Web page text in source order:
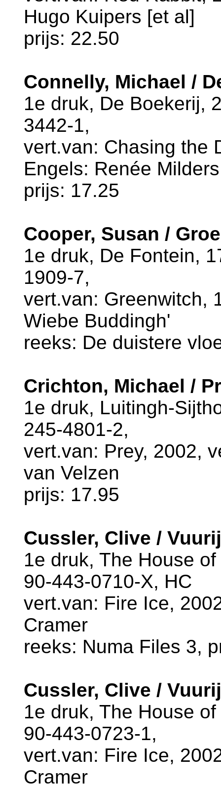
Hugo Kuipers [et al]
prijs: 22.50
Connelly, Michael /
1e druk, De Boekerij,
3442-1,
vert.van: Chasing the
Engels: Renée
prijs: 17.25
Cooper, Susan /
1e druk, De Fontein,
1909-7,
vert.van: Greenwitch,
Wiebe Buddingh'
reeks: De duistere
Crichton, Michael /
1e druk, Luitingh-
245-4801-2,
vert.van: Prey, 2002,
van Velzen
prijs: 17.95
Cussler, Clive /
1e druk, The House
90-443-0710-X, HC
vert.van: Fire Ice,
Cramer
reeks: Numa Files 3,
Cussler, Clive /
1e druk, The House
90-443-0723-1,
vert.van: Fire Ice,
Cramer